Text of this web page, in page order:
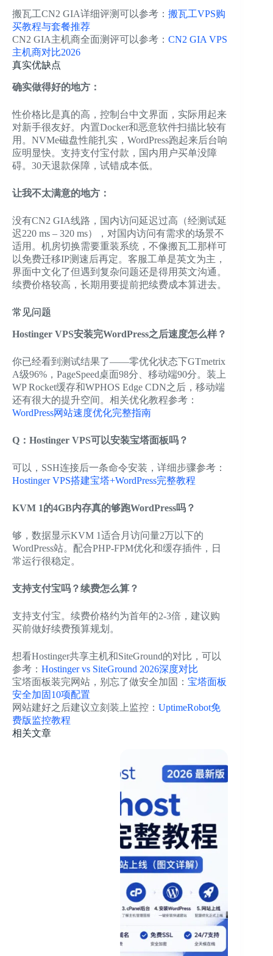
搬瓦工CN2 GIA详细评测可以参考： 搬瓦工VPS购
买教程与套餐推荐
CN2 GIA主机商全面测评可以参考： CN2 GIA VPS
主机商对比2026
真实优缺点
确实做得好的地方：
性价格比是真的高，控制台中文界面，实际用起来
对新手很友好。内置Docker和恶意软件扫描比较有
用。NVMe磁盘性能扎实，WordPress跑起来后台响
应明显快。支持支付宝付款，国内用户买单没障
碍。30天退款保障，试错成本低。
让我不太满意的地方：
没有CN2 GIA线路，国内访问延迟过高（经测试延
迟220 ms – 320 ms），对国内访问有需求的场景不
适用。机房切换需要重装系统，不像搬瓦工那样可
以免费迁移IP测速后再定。客服工单是英文为主，
界面中文化了但遇到复杂问题还是得用英文沟通。
续费价格较高，长期用要提前把续费成本算进去。
常见问题
Hostinger VPS安装完WordPress之后速度怎么样？
你已经看到测试结果了——零优化状态下GTmetrix
A级96%，PageSpeed桌面98分、移动端90分。装上
WP Rocket缓存和WPHOS Edge CDN之后，移动端
还有很大的提升空间。相关优化教程参考：
WordPress网站速度优化完整指南
Q：Hostinger VPS可以安装宝塔面板吗？
可以，SSH连接后一条命令安装，详细步骤参考：
Hostinger VPS搭建宝塔+WordPress完整教程
KVM 1的4GB内存真的够跑WordPress吗？
够，数据显示KVM 1适合月访问量2万以下的
WordPress站。配合PHP-FPM优化和缓存插件，日
常运行很稳定。
支持支付宝吗？续费怎么算？
支持支付宝。续费价格约为首年的2-3倍，建议购
买前做好续费预算规划。
想看Hostinger共享主机和SiteGround的对比，可以
参考： Hostinger vs SiteGround 2026深度对比
宝塔面板装完网站，别忘了做安全加固： 宝塔面板
安全加固10项配置
网站建好之后建议立刻装上监控： UptimeRobot免
费版监控教程
相关文章